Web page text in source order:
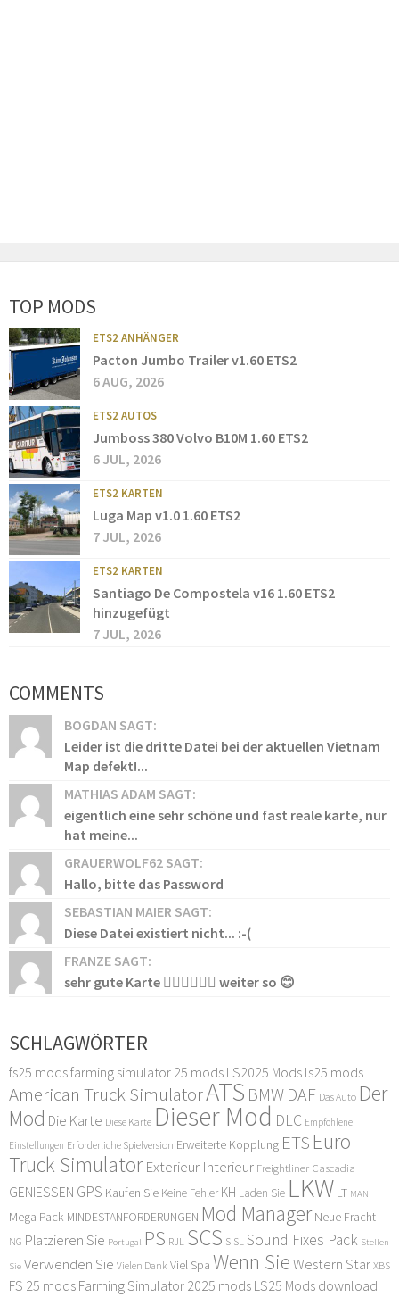
TOP MODS
ETS2 ANHÄNGER
Pacton Jumbo Trailer v1.60 ETS2
6 AUG, 2026
ETS2 AUTOS
Jumboss 380 Volvo B10M 1.60 ETS2
6 JUL, 2026
ETS2 KARTEN
Luga Map v1.0 1.60 ETS2
7 JUL, 2026
ETS2 KARTEN
Santiago De Compostela v16 1.60 ETS2
hinzugefügt
7 JUL, 2026
COMMENTS
BOGDAN SAGT:
Leider ist die dritte Datei bei der aktuellen Vietnam
Map defekt!...
MATHIAS ADAM SAGT:
eigentlich eine sehr schöne und fast reale karte, nur
hat meine...
GRAUERWOLF62 SAGT:
Hallo, bitte das Password
SEBASTIAN MAIER SAGT:
Diese Datei existiert nicht... :-(
FRANZE SAGT:
sehr gute Karte 👍🏻👍🏻👍🏻 weiter so 😊
SCHLAGWÖRTER
fs25 modsfarming simulator 25 mods LS2025 Mods ls25 mods
American Truck SimulatorATS BMW DAF Das Auto Der
Mod Die Karte Diese Karte Dieser Mod DLC Empfohlene
Einstellungen Erforderliche Spielversion Erweiterte Kopplung ETS Euro
Truck Simulator Exterieur Interieur Freightliner Cascadia
GENIESSEN GPS Kaufen Sie Keine Fehler KH Laden Sie LKW LT MAN
Mega Pack MINDESTANFORDERUNGEN Mod Manager Neue Fracht
NG Platzieren Sie Portugal PS RJL SCS SISLSound Fixes Pack Stellen
Sie Verwenden Sie Vielen Dank Viel Spa Wenn Sie Western Star XBS
FS 25 mods Farming Simulator 2025 mods LS25 Mods download